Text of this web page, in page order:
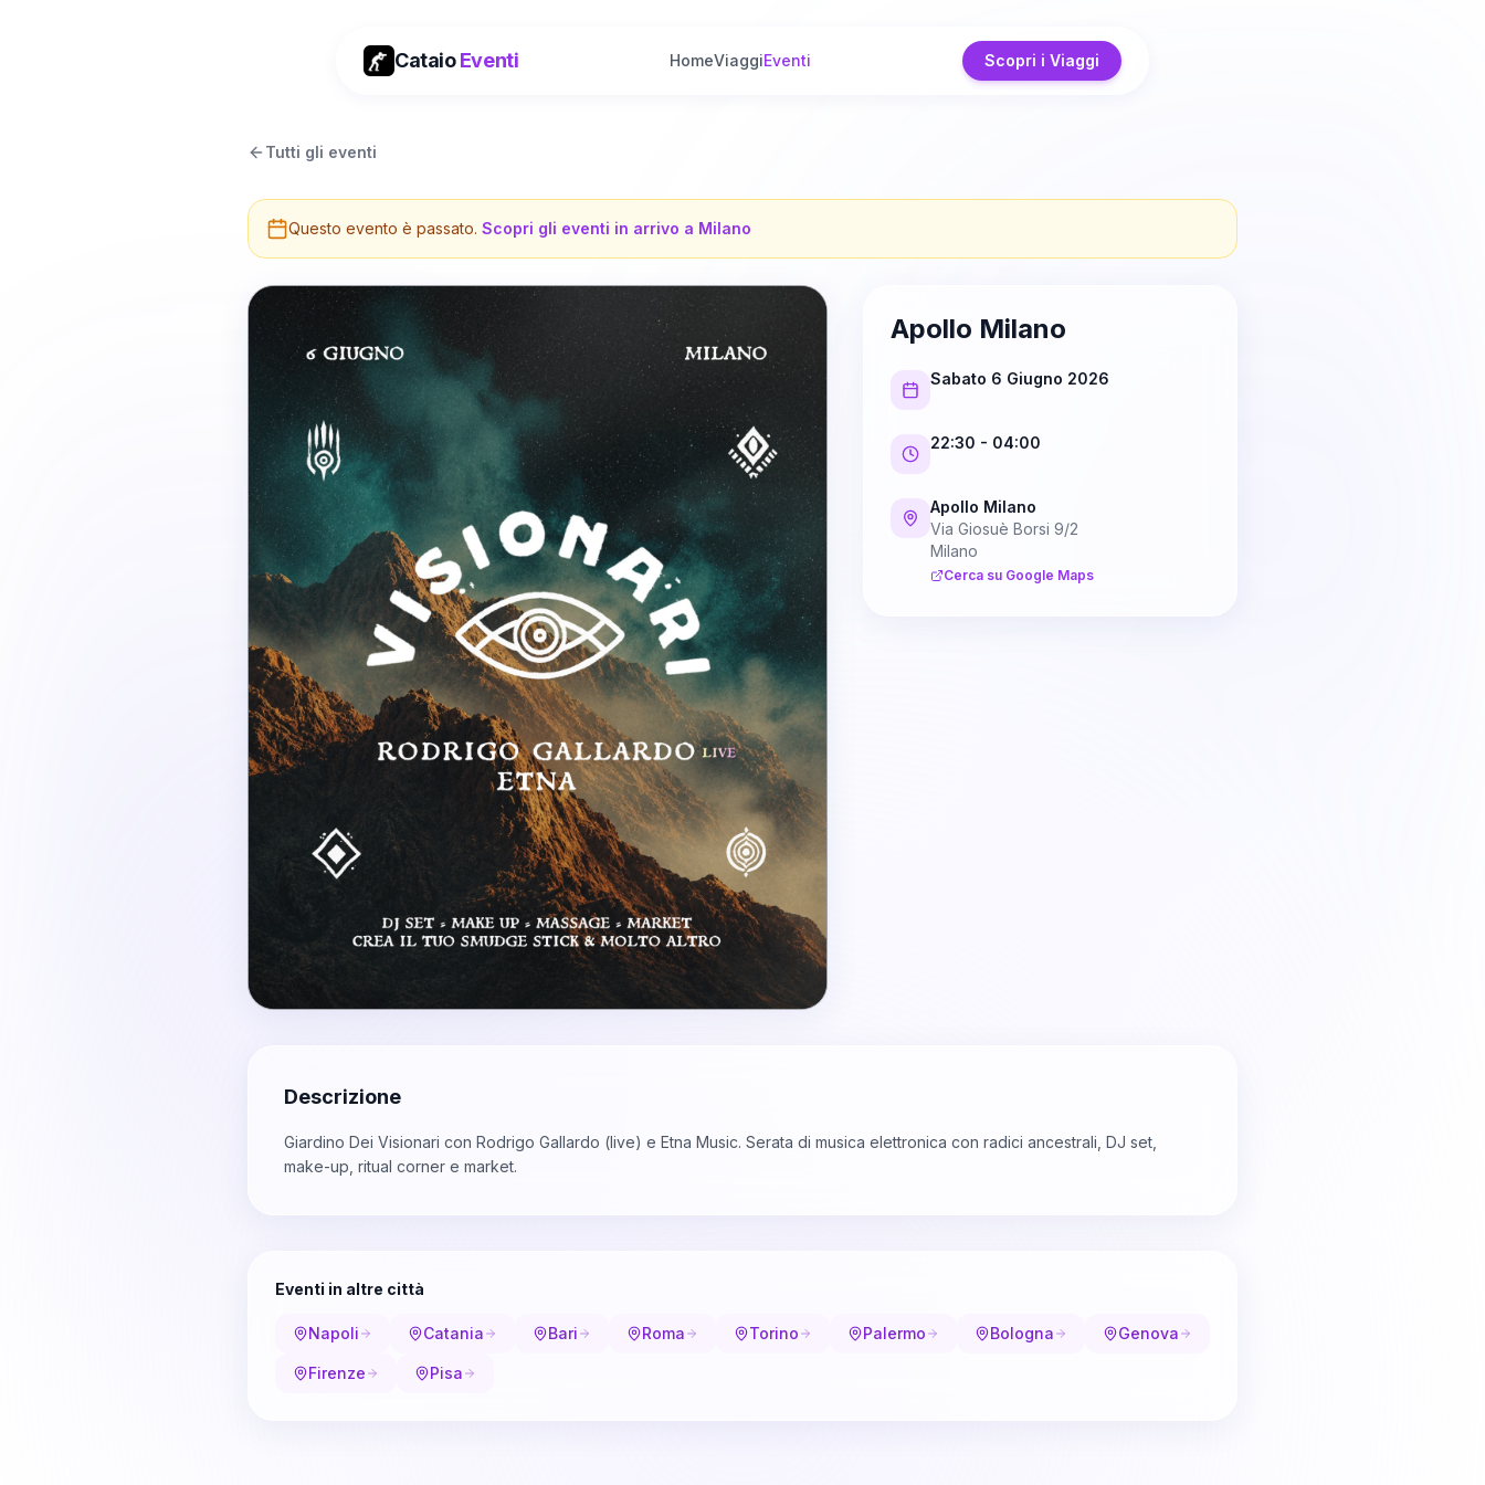
CataioEventi HomeViaggiEventi Scopri i Viaggi
Tutti gli eventi
Questo evento è passato. Scopri gli eventi in arrivo a Milano
Apollo Milano
Sabato 6 Giugno 2026
22:30 - 04:00
Apollo Milano
Via Giosuè Borsi 9/2
Milano
Cerca su Google Maps
Descrizione
Giardino Dei Visionari con Rodrigo Gallardo (live) e Etna Music. Serata di musica elettronica con radici ancestrali, DJ set,
make-up, ritual corner e market.
Eventi in altre città
Napoli Catania Bari Roma Torino Palermo Bologna Genova
Firenze Pisa